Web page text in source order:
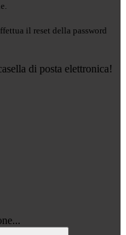
il reset della password
di posta elettronica!